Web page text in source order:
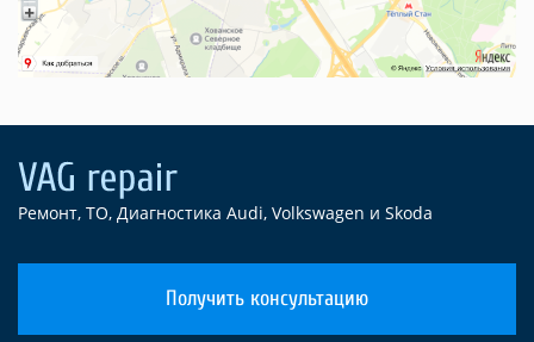
Ремонт, ТО, Диагностика Audi, Volkswagen и Skoda
Получить консультацию